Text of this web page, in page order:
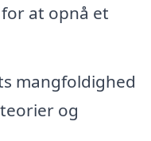
at opnå et
mangfoldighed
og